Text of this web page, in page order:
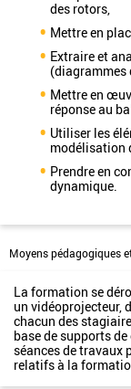
des rotors,
Mettre en
Extraire et
(diagrammes
Mettre en
réponse au
Utiliser les
modélisation
Prendre en
dynamique.
Moyens pédagogiques
La formation se
un vidéoprojecteur,
chacun des
base de supports
séances de travaux
relatifs à la